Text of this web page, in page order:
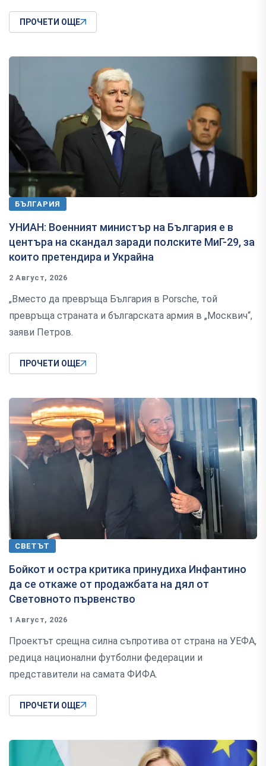
ПРОЧЕТИ ОЩЕ
БЪЛГАРИЯ
УНИАН: Военният министър на България е в
центъра на скандал заради полските МиГ-29, за
които претендира и Украйна
2 Август, 2026
„Вместо да превръща България в Porsche, той
превръща страната и българската армия в „Москвич“,
заяви Петров.
ПРОЧЕТИ ОЩЕ
СВЕТЪТ
Бойкот и остра критика принудиха Инфантино
да се откаже от продажбата на дял от
Световното първенство
1 Август, 2026
Проектът срещна силна съпротива от страна на УЕФА,
редица национални футболни федерации и
представители на самата ФИФА.
ПРОЧЕТИ ОЩЕ